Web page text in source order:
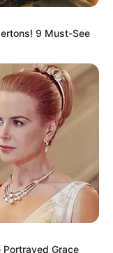
9 Must-See
Portrayed Grace